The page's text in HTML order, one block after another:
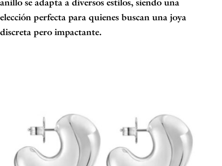
anillo se adapta a diversos estilos, siendo una
elección perfecta para quienes buscan una joya
discreta pero impactante.